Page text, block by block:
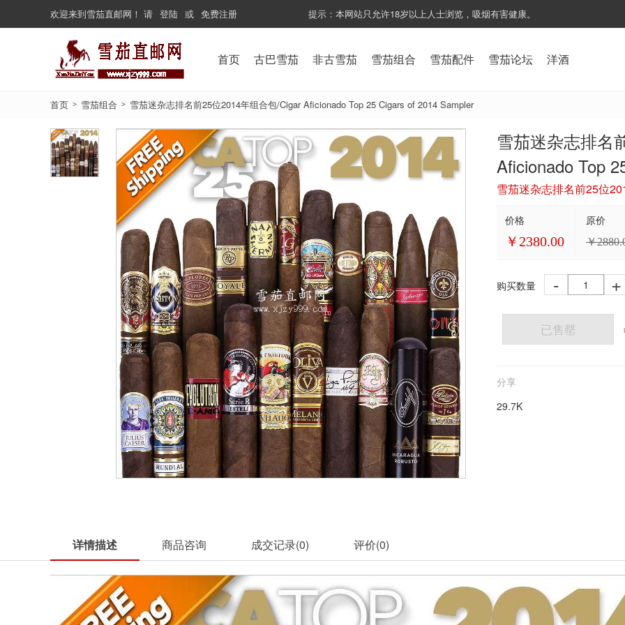
欢迎来到雪茄直邮网 ！ 请 登陆 或 免费注册 提示：本网站只允许18岁以上人士浏览，吸烟有害健康。
首页 古巴雪茄 非古雪茄 雪茄组合 雪茄配件 雪茄论坛 洋酒
首页 > 雪茄组合 > 雪茄迷杂志排名前25位2014年组合包/Cigar Aficionado Top 25 Cigars of 2014 Sampler
雪茄迷杂志排名
Aficionado Top
雪茄迷杂志排名前25位
价格
￥ 2380.00
原价
￥
购买数量 - +
已售罄
分享
29.7K
详情描述 商品咨询 成交记录(0) 评价(0)